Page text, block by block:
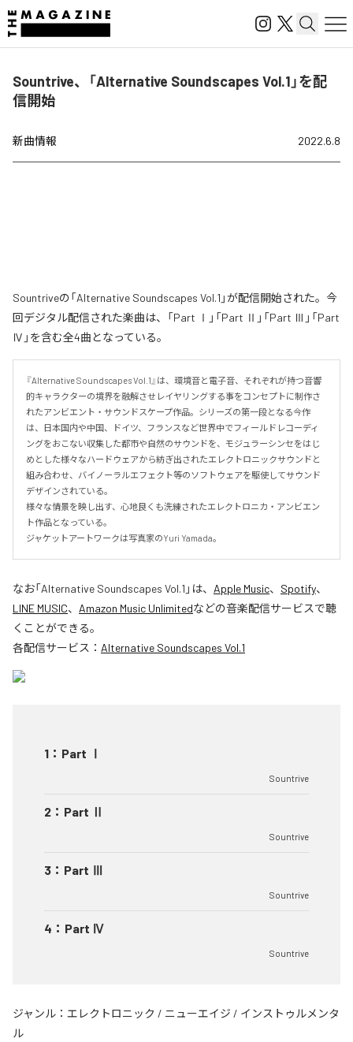
Sountrive、「Alternative Soundscapes Vol.1」を配
信開始
新曲情報 2022.6.8
Sountriveの「Alternative Soundscapes Vol.1」が配信開始された。今
回デジタル配信された楽曲は、「Part Ⅰ」「Part Ⅱ」「Part Ⅲ」「Part
Ⅳ」を含む全4曲となっている。
『Alternative Soundscapes Vol.1』は、環境音と電子音、それぞれが持つ音響
的キャラクターの境界を融解させレイヤリングする事をコンセプトに制作さ
れたアンビエント・サウンドスケープ作品。シリーズの第一段となる今作
は、日本国内や中国、ドイツ、フランスなど世界中でフィールドレコーディ
ングをおこない収集した都市や自然のサウンドを、モジュラーシンセをはじ
めとした様々なハードウェアから紡ぎ出されたエレクトロニックサウンドと
組み合わせ、バイノーラルエフェクト等のソフトウェアを駆使してサウンド
デザインされている。
様々な情景を映し出す、心地良くも洗練されたエレクトロニカ・アンビエン
ト作品となっている。
ジャケットアートワークは写真家のYuri Yamada。
なお「Alternative Soundscapes Vol.1 」は、 Apple Music、 Spotify、
LINE MUSIC、 Amazon Music Unlimitedなどの音楽配信サービスで聴
くことができる。
各配信サービス： Alternative Soundscapes Vol.1
1 ： Part Ⅰ
Sountrive
2 ： Part Ⅱ
Sountrive
3 ： Part Ⅲ
Sountrive
4 ： Part Ⅳ
Sountrive
ジャンル： エレクトロニック / ニューエイジ / インストゥルメンタ
ル